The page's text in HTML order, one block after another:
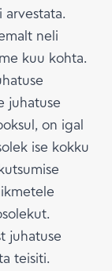
arvestata.
neli
kuu kohta.
juhatuse
on igal
ise kokku
juhatuse
teisiti.